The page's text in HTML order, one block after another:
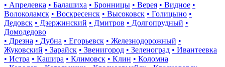
• Апрелевка • Балашиха • Бронницы • Верея • Видное •
Волоколамск • Воскресенск • Высоковск • Голицыно •
Дедовск • Дзержинский • Дмитров • Долгопрудный •
Домодедово
• Дрезна • Дубна • Егорьевск • Железнодорожный •
Жуковский • Зарайск • Звенигород • Зеленоград • Ивантеевка
• Истра • Кашира • Климовск • Клин • Коломна